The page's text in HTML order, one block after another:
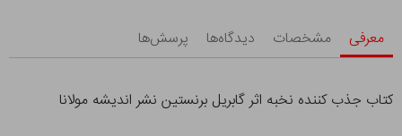
معرفی مشخصات دیدگاه‌ها پرسش‌ها
کتاب جذب کننده نخبه اثر گابریل برنستین نشر اندیشه مولانا